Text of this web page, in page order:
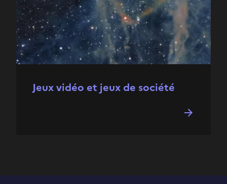
Jeux vidéo et jeux de société